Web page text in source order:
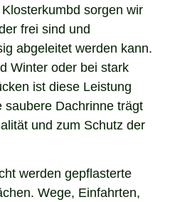
sorgen wir
frei sind und
abgeleitet werden kann.
Winter oder bei stark
ist diese Leistung
saubere Dachrinne trägt
und zum Schutz der
werden gepflasterte
Wege, Einfahrten,